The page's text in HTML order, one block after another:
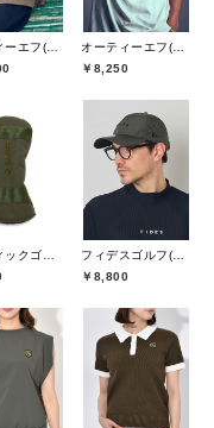
￥8,250
￥8,800